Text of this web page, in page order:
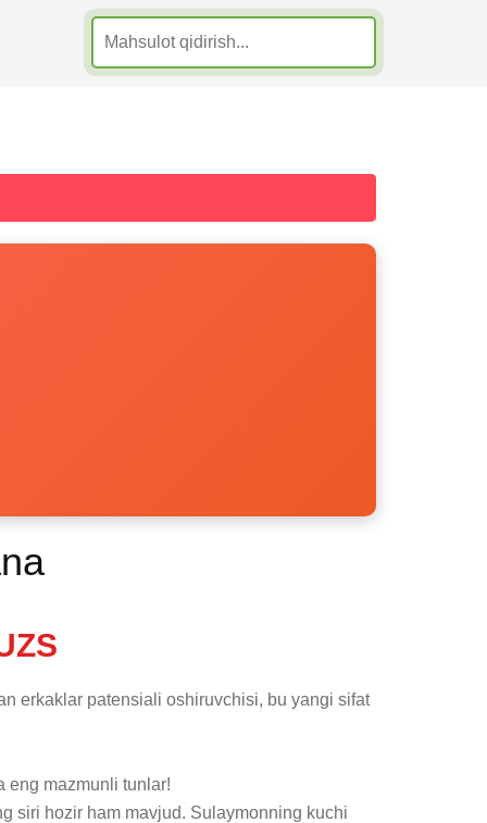
erkaklar patensiali oshiruvchisi, bu yangi sifat
eng mazmunli tunlar!